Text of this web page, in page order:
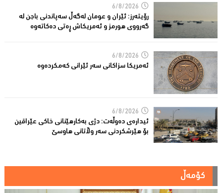
6/8/2026
رۆیتەرز: ئێران و عومان لەگەڵ سەپاندنی باجن لە
گەرووی هورمز و ئەمریکاش ڕەتی دەکاتەوە
6/8/2026
ئه‌مریكا سزاكانی سه‌ر ئێرانی كه‌مكرده‌وه‌
6/8/2026
ئیدارەى دەوڵەت: دژى بەکارهێنانى خاکی عێراقین
بۆ هێرشکردنى سەر وڵاتانی هاوسێ
کۆمەڵ